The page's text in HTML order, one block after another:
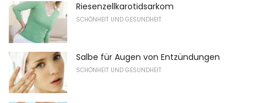
Riesenzellkarotidsarkom
SCHÖNHEIT UND GESUNDHEIT
Salbe für Augen von Entzündungen
SCHÖNHEIT UND GESUNDHEIT